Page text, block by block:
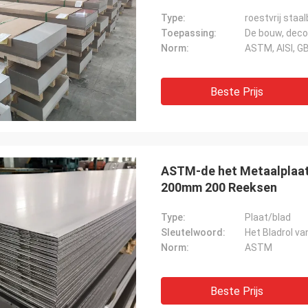
Type:
roestvrij
Toepassing:
Norm:
ASTM, AISI,
Beste Prijs
ASTM-de het
200mm 200 Reeksen
Type:
Plaat/blad
Sleutelwoord:
Het Bladrol
Norm:
ASTM
Beste Prijs